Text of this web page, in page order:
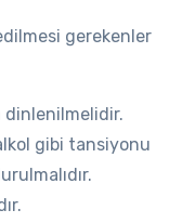
gerekenler
dinlenilmelidir.
gibi tansiyonu